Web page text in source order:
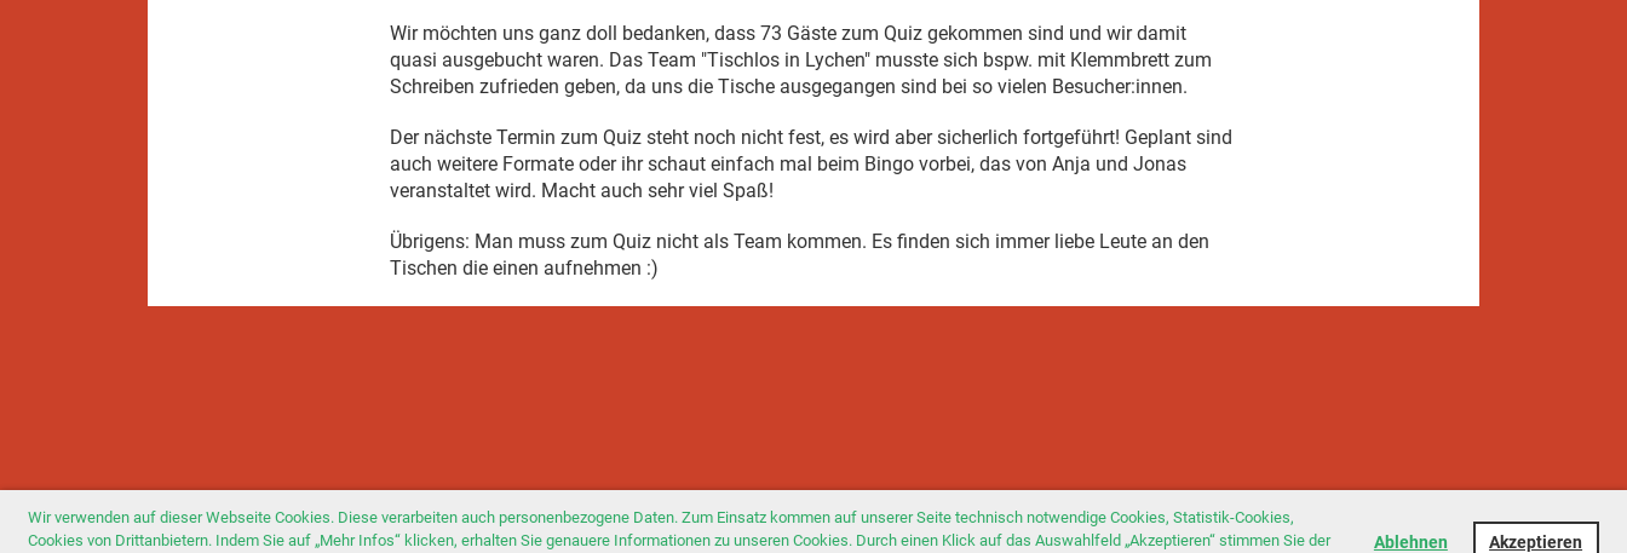
Wir verwenden auf dieser Webseite Cookies. Diese verarbeiten auch personenbezogene Daten. Zum Einsatz kommen auf unserer Seite technisch notwendige Cookies, Statistik-Cookies,
Cookies von Drittanbietern. Indem Sie auf „Mehr Infos“ klicken, erhalten Sie genauere Informationen zu unseren Cookies. Durch einen Klick auf das Auswahlfeld „Akzeptieren“ stimmen Sie der
Ablehnen Akzeptieren
Wir möchten uns ganz doll bedanken, dass 73 Gäste zum Quiz gekommen sind und wir damit
quasi ausgebucht waren. Das Team "Tischlos in Lychen" musste sich bspw. mit Klemmbrett zum
Schreiben zufrieden geben, da uns die Tische ausgegangen sind bei so vielen Besucher:innen.
Der nächste Termin zum Quiz steht noch nicht fest, es wird aber sicherlich fortgeführt! Geplant sind
auch weitere Formate oder ihr schaut einfach mal beim Bingo vorbei, das von Anja und Jonas
veranstaltet wird. Macht auch sehr viel Spaß!
Übrigens: Man muss zum Quiz nicht als Team kommen. Es finden sich immer liebe Leute an den
Tischen die einen aufnehmen :)